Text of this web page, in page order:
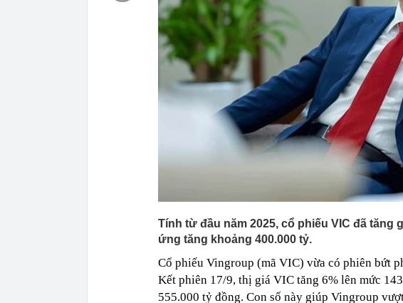
06:24
Thu hút 700 tỷ USD cho mục tiêu
dẫn vốn chủ lực
06:20
Vì sao ngày càng nhiều gia đình
thiết bị giải phóng cả ban công
06:13
Từ nhà tập thể 30 m², “chuồng
ha: Mô hình căn hộ chung cư đã
06:02
9 loại quả giàu omega-3 bậc nhất
06:01
Trồng loại quả ‘đến từ thiên
bất ngờ trúng lớn, chỉ bán hạt
06:00
Việt Nam có nơi "1 con gà gáy 3
Nằm trên độ cao 1800m, không
Người mua nhà chờ giá giảm sâu,
Tính từ đầu năm 2025, cổ phiếu VIC đã tăng
ứng tăng khoảng 400.000 tỷ.
Cổ phiếu Vingroup (mã VIC) vừa có phiên bứt
Kết phiên 17/9, thị giá VIC tăng 6% lên mức
555.000 tỷ đồng. Con số này giúp Vingroup